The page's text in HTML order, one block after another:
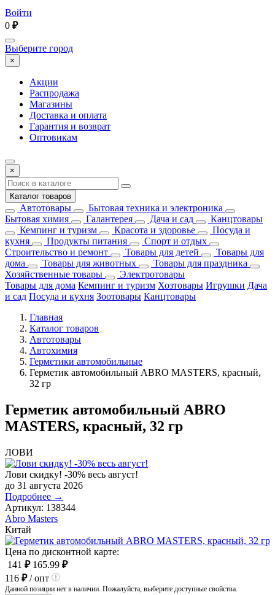
Войти
0 ₽
Выберите город
×
Акции
Распродажа
Магазины
Доставка и оплата
Гарантия и возврат
Оптовикам
×
Каталог товаров
Автотовары
Бытовая техника и электроника
Бытовая химия
Галантерея Дача и сад
Канцтовары
Кемпинг и туризм
Красота и здоровье
Посуда и
кухня
Продукты питания
Спорт и отдых
Строительство и ремонт
Товары для детей
Товары для
дома
Товары для животных
Товары для праздника
Хозяйственные товары
Электротовары
Товары для дома Кемпинг и туризм Хозтовары Игрушки Дача
и сад Посуда и кухня Зоотовары Канцтовары
Главная
Каталог товаров
Автотовары
Автохимия
Герметики автомобильные
Герметик автомобильный ABRO MASTERS, красный,
32 гр
Герметик автомобильный ABRO
MASTERS, красный, 32 гр
ЛОВИ
Лови скидку! -30% весь август!
до 31 августа 2026
Подробнее →
Артикул: 138344
Abro Masters
Китай
Цена по дисконтной карте:
141 ₽ 165.99 ₽
116 ₽/ опт
Данной позиции нет в наличии. Пожалуйста, выберите доступные свойства.